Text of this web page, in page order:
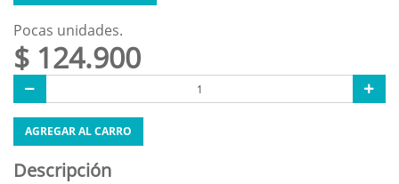
Pocas unidades.
$ 124.900
AGREGAR AL CARRO
Descripción